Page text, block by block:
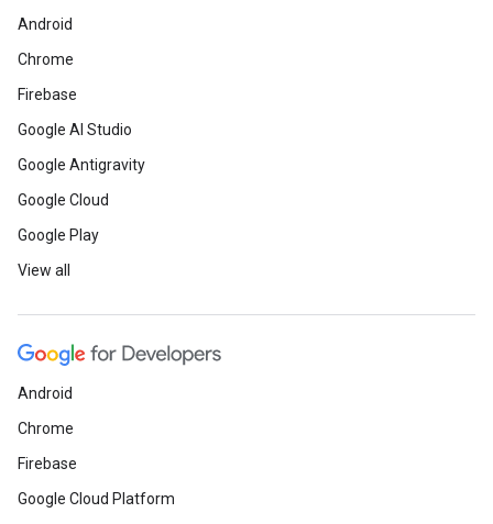
Android
Chrome
Firebase
Google AI Studio
Google Antigravity
Google Cloud
Google Play
View all
Android
Chrome
Firebase
Google Cloud Platform